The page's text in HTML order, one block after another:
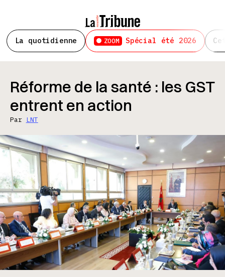
La quotidienne ZOOM Spécial été 2026
Réforme de la santé : les GST
entrent en action
Par LNT